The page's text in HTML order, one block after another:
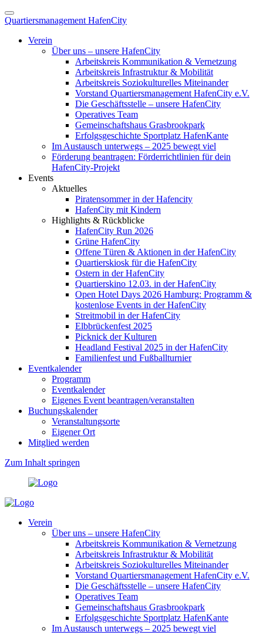
Quartiersmanagement HafenCity
Verein
Über uns – unsere HafenCity
Arbeitskreis Kommunikation & Vernetzung
Arbeitskreis Infrastruktur & Mobilität
Arbeitskreis Soziokulturelles Miteinander
Vorstand Quartiersmanagement HafenCity e.V.
Die Geschäftsstelle – unsere HafenCity
Operatives Team
Gemeinschaftshaus Grasbrookpark
Erfolgsgeschichte Sportplatz HafenKante
Im Austausch unterwegs – 2025 bewegt viel
Förderung beantragen: Förderrichtlinien für dein
HafenCity-Projekt
Events
Aktuelles
Piratensommer in der Hafencity
HafenCity mit Kindern
Highlights & Rückblicke
HafenCity Run 2026
Grüne HafenCity
Offene Türen & Aktionen in der HafenCity
Quartierskiosk für die HafenCity
Ostern in der HafenCity
Quartierskino 12.03. in der HafenCity
Open Hotel Days 2026 Hamburg: Programm &
kostenlose Events in der HafenCity
Streitmobil in der HafenCity
Elbbrückenfest 2025
Picknick der Kulturen
Headland Festival 2025 in der HafenCity
Familienfest und Fußballturnier
Eventkalender
Programm
Eventkalender
Eigenes Event beantragen/veranstalten
Buchungskalender
Veranstaltungsorte
Eigener Ort
Mitglied werden
Zum Inhalt springen
Verein
Über uns – unsere HafenCity
Arbeitskreis Kommunikation & Vernetzung
Arbeitskreis Infrastruktur & Mobilität
Arbeitskreis Soziokulturelles Miteinander
Vorstand Quartiersmanagement HafenCity e.V.
Die Geschäftsstelle – unsere HafenCity
Operatives Team
Gemeinschaftshaus Grasbrookpark
Erfolgsgeschichte Sportplatz HafenKante
Im Austausch unterwegs – 2025 bewegt viel